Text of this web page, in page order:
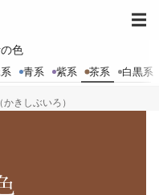
色
青系 紫系 茶系 白黒系
☰
きしぶいろ）